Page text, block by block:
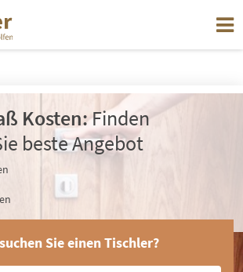
Kosten:Finden
beste Angebot
Sie einen Tischler?